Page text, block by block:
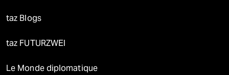
taz Blogs
taz FUTURZWEI
Le Monde diplomatique